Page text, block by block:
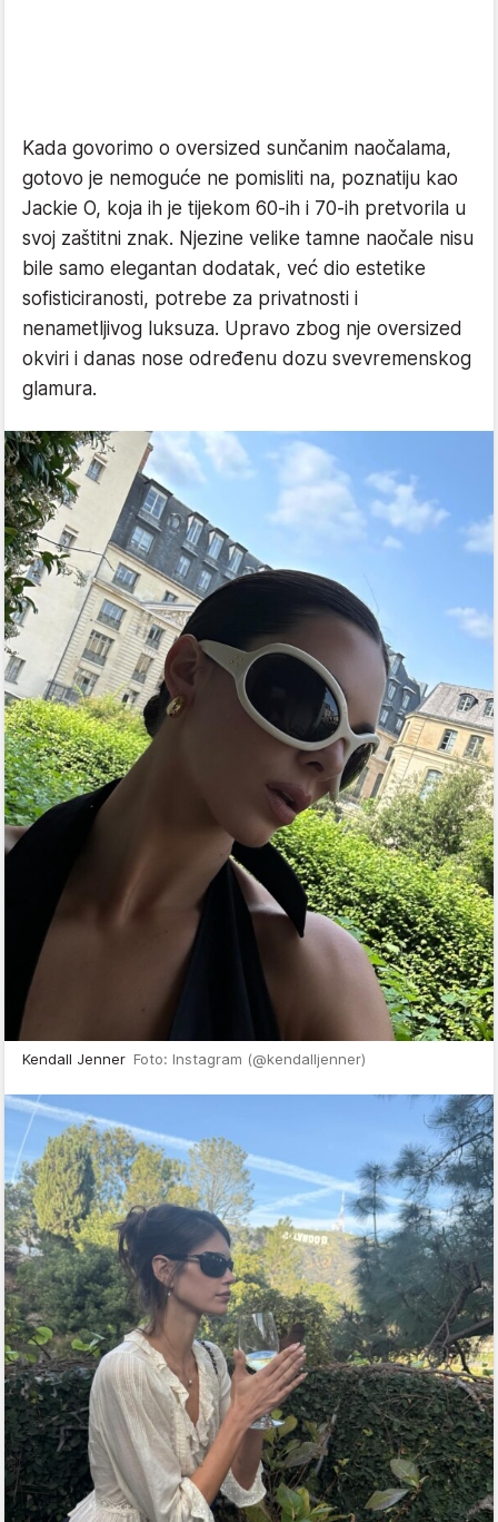
Kada govorimo o oversized sunčanim naočalama,
gotovo je nemoguće ne pomisliti na, poznatiju kao
Jackie O, koja ih je tijekom 60-ih i 70-ih pretvorila u
svoj zaštitni znak. Njezine velike tamne naočale nisu
bile samo elegantan dodatak, već dio estetike
sofisticiranosti, potrebe za privatnosti i
nenametljivog luksuza. Upravo zbog nje oversized
okviri i danas nose određenu dozu svevremenskog
glamura.
Kendall Jenner Foto: Instagram (@kendalljenner)